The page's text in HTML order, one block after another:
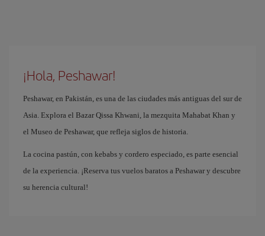
¡Hola, Peshawar!
Peshawar, en Pakistán, es una de las ciudades más antiguas del sur de
Asia. Explora el Bazar Qissa Khwani, la mezquita Mahabat Khan y
el Museo de Peshawar, que refleja siglos de historia.
La cocina pastún, con kebabs y cordero especiado, es parte esencial
de la experiencia. ¡Reserva tus vuelos baratos a Peshawar y descubre
su herencia cultural!